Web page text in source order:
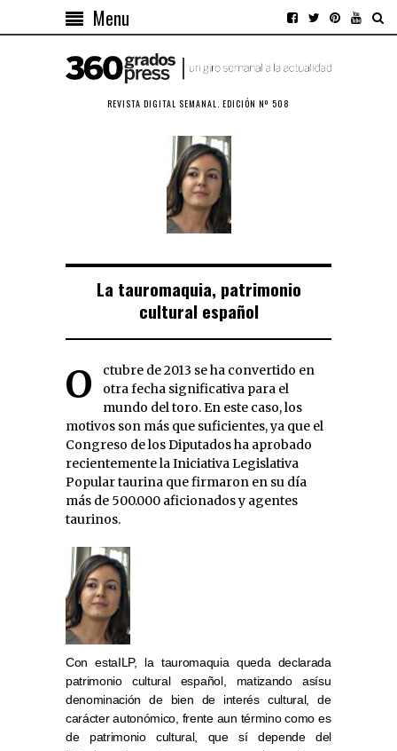
Menu
REVISTA DIGITAL SEMANAL. EDICIÓN Nº 508
La tauromaquia, patrimonio
cultural español
Octubre de 2013 se ha convertido en
otra fecha significativa para el
mundo del toro. En este caso, los
motivos son más que suficientes, ya que el
Congreso de los Diputados ha aprobado
recientemente la Iniciativa Legislativa
Popular taurina que firmaron en su día
más de 500.000 aficionados y agentes
taurinos.
Con estaILP, la tauromaquia queda declarada
patrimonio cultural español, matizando asísu
denominación de bien de interés cultural, de
carácter autonómico, frente aun término como es
de patrimonio cultural, que sí depende del